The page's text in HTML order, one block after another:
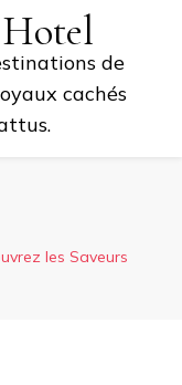
de
cachés
les Saveurs